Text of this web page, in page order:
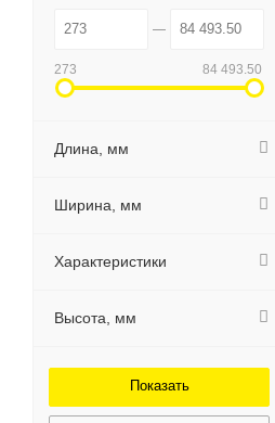
273 84 493.50
Длина, мм
Ширина, мм
Характеристики
Высота, мм